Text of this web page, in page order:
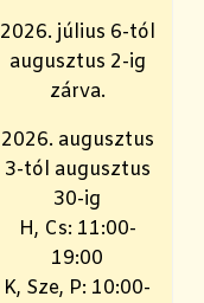
2026. július 6-tól
augusztus 2-ig
zárva.
2026. augusztus
3-tól augusztus
30-ig
H, Cs: 11:00-
19:00
K, Sze, P: 10:00-